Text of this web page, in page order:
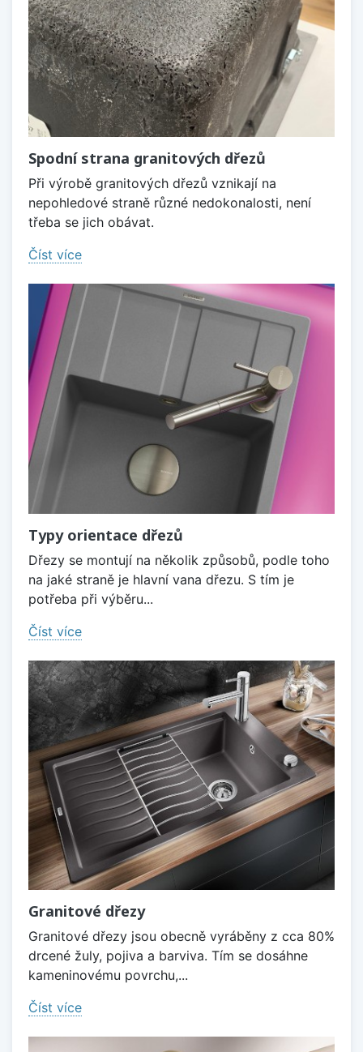
Spodní strana granitových dřezů
Při výrobě granitových dřezů vznikají na
nepohledové straně různé nedokonalosti, není
třeba se jich obávat.
Číst více
Typy orientace dřezů
Dřezy se montují na několik způsobů, podle toho
na jaké straně je hlavní vana dřezu. S tím je
potřeba při výběru...
Číst více
Granitové dřezy
Granitové dřezy jsou obecně vyráběny z cca 80%
drcené žuly, pojiva a barviva. Tím se dosáhne
kameninovému povrchu,...
Číst více